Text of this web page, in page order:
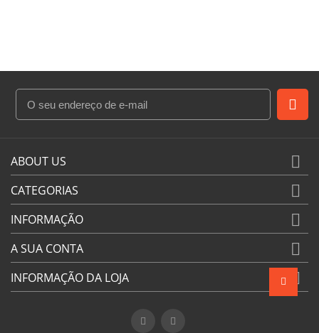
ABOUT US 
CATEGORIAS 
INFORMAÇÃO 
A SUA CONTA 
INFORMAÇÃO DA LOJA 